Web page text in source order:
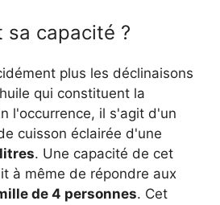
sa capacité ?
plus les déclinaisons
qui constituent la
l'occurrence, il s'agit d'un
cuisson éclairée d'une
. Une capacité de cet
à même de répondre aux
de 4 personnes. Cet